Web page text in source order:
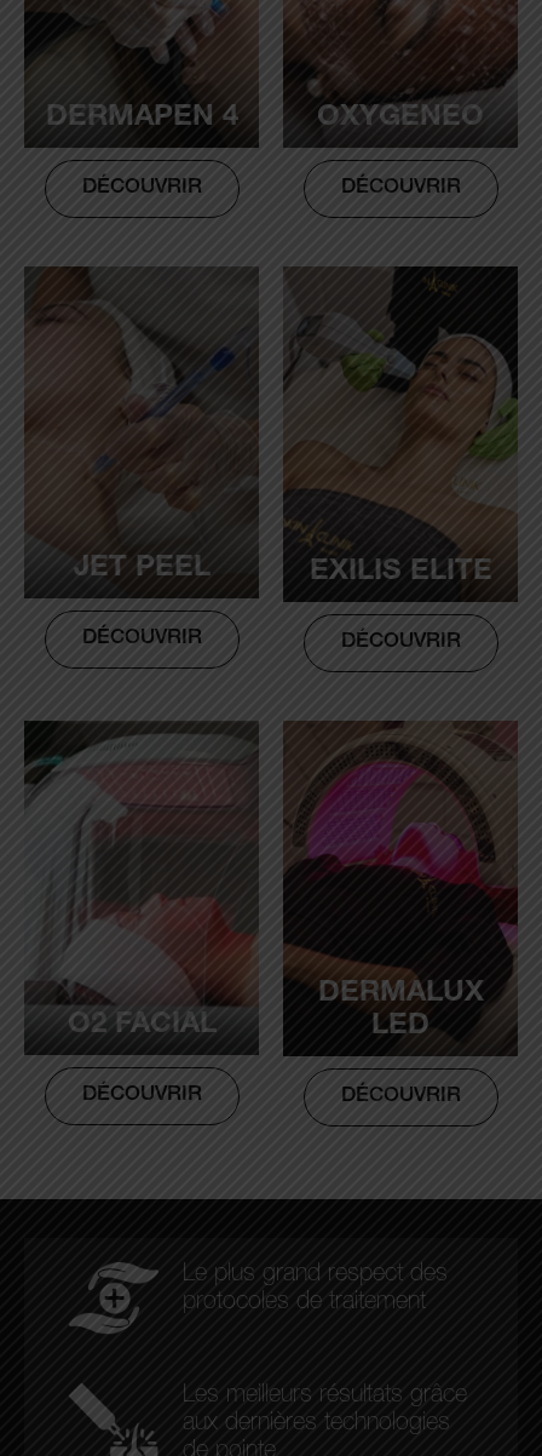
DERMAPEN 4
DÉCOUVRIR
OXYGENEO
DÉCOUVRIR
JET PEEL
DÉCOUVRIR
EXILIS ELITE
DÉCOUVRIR
O2 FACIAL
DÉCOUVRIR
DERMALUX
LED
DÉCOUVRIR
Le plus grand respect des
protocoles de traitement
Les meilleurs résultats grâce
aux dernières technologies